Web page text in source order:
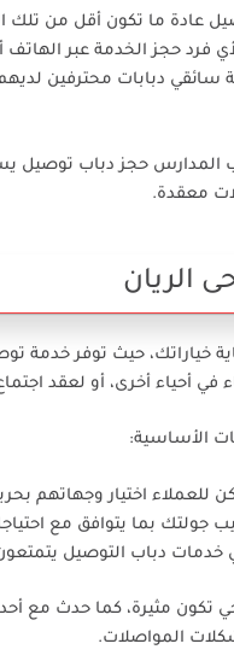
عادة ما تكون أقل من تلك
فرد حجز الخدمة عبر
سائقي دبابات محترفين
المدارس حجز دباب توصيل
معقدة.
الريان
خياراتك، حيث توفر خدمة
في أحياء أخرى، أو لعقد
الأساسية:
للعملاء اختيار وجهاتهم
جولتك بما يتوافق مع
دباب التوصيل يتمتعون
تكون مثيرة، كما حدث مع
المواصلات.